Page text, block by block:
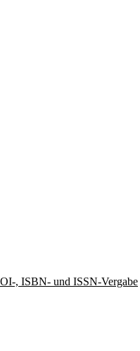
, ISBN- und ISSN-Vergabe